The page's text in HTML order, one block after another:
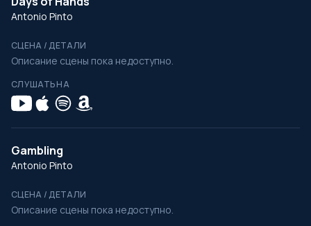
Antonio Pinto
СЦЕНА / ДЕТАЛИ
Описание сцены пока недоступно.
СЛУШАТЬ НА
Gambling
Antonio Pinto
СЦЕНА / ДЕТАЛИ
Описание сцены пока недоступно.